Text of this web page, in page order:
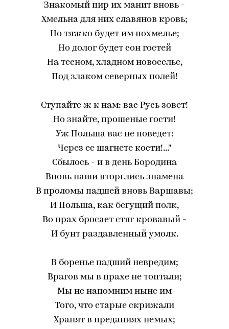
Знакомый пир их манит вновь -
Хмельна для них славянов кровь;
Но тяжко будет им похмелье;
Но долог будет сон гостей
На тесном, хладном новоселье,
Под злаком северных полей!
Ступайте ж к нам: вас Русь зовет!
Но знайте, прошеные гости!
Уж Польша вас не поведет:
Через ее шагнете кости!..."
Сбылось - и в день Бородина
Вновь наши вторглись знамена
В проломы падшей вновь Варшавы;
И Польша, как бегущий полк,
Во прах бросает стяг кровавый -
И бунт раздавленный умолк.
В боренье падший невредим;
Врагов мы в прахе не топтали;
Мы не напомним ныне им
Того, что старые скрижали
Хранят в преданиях немых;